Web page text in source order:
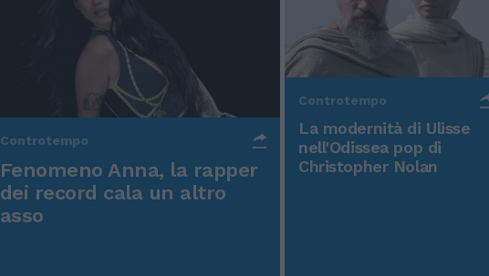
Controtempo
Fenomeno Anna, la rapper
dei record cala un altro
asso
Controtempo
La modernità di Ulisse
nell'Odissea pop di
Christopher Nolan